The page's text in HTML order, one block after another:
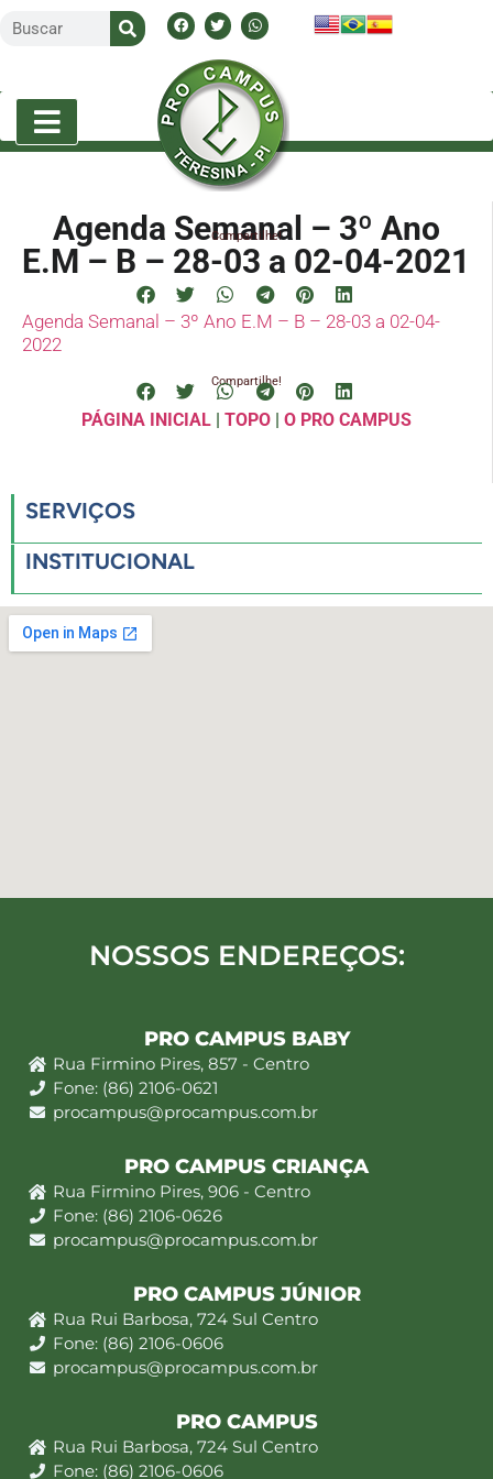
Agenda Semanal – 3º Ano
E.M – B – 28-03 a 02-04-2021
Compartilhe!
Agenda Semanal – 3º Ano E.M – B – 28-03 a 02-04-
2022
Compartilhe!
PÁGINA INICIAL| TOPO| O PRO CAMPUS
SERVIÇOS
INSTITUCIONAL
NOSSOS ENDEREÇOS:
PRO CAMPUS BABY
Rua Firmino Pires, 857 - Centro
Fone: (86) 2106-0621
procampus@procampus.com.br
PRO CAMPUS CRIANÇA
Rua Firmino Pires, 906 - Centro
Fone: (86) 2106-0626
procampus@procampus.com.br
PRO CAMPUS JÚNIOR
Rua Rui Barbosa, 724 Sul Centro
Fone: (86) 2106-0606
procampus@procampus.com.br
PRO CAMPUS
Rua Rui Barbosa, 724 Sul Centro
Fone: (86) 2106-0606